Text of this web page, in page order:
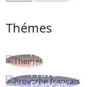
Thémes
Autres
thèmes
Proverbe